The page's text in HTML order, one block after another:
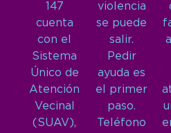
147
cuenta
con el
Sistema
Único de
Atención
Vecinal
(SUAV),
violencia
se puede
salir.
Pedir
ayuda es
el primer
paso.
Teléfono